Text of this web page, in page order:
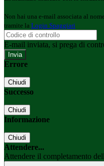
Non hai una e-mail associata al
tramite la Login Spaggiari
E-mail inviata, si prega di
Errore
Chiudi
Successo
Chiudi
Informazione
Chiudi
Attendere...
Attendere il completamento